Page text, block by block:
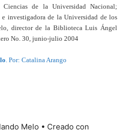
de la Universidad Nacional;
e investigadora de la Universidad de los
director de la Biblioteca Luis Ángel
No. 30, junio-julio 2004
. Por: Catalina Arango
Melo • Creado con